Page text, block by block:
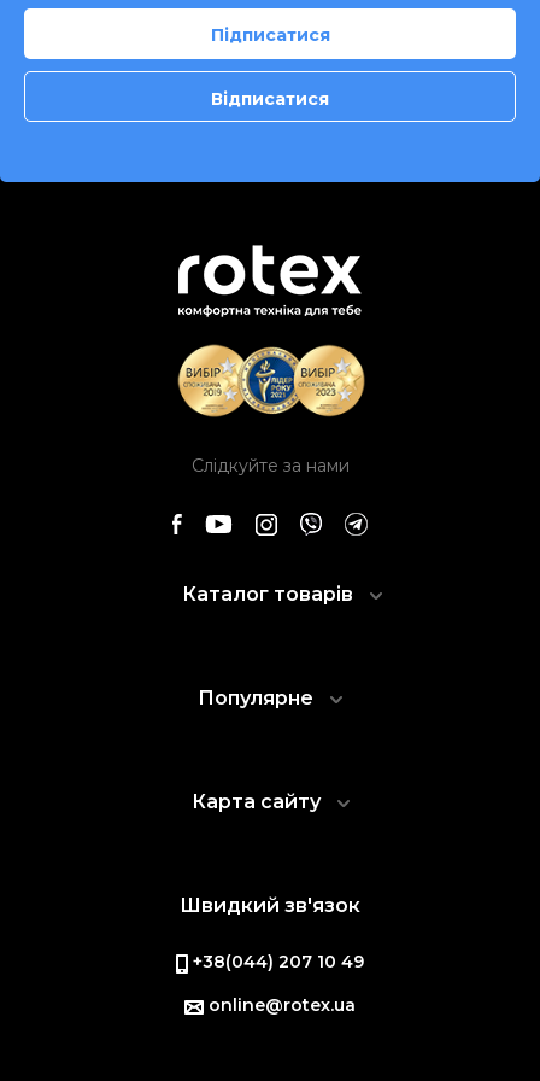
Слідкуйте за нами
Каталог товарів
Популярне
Карта сайту
Швидкий зв'язок
+38(044) 207 10 49
online@rotex.ua